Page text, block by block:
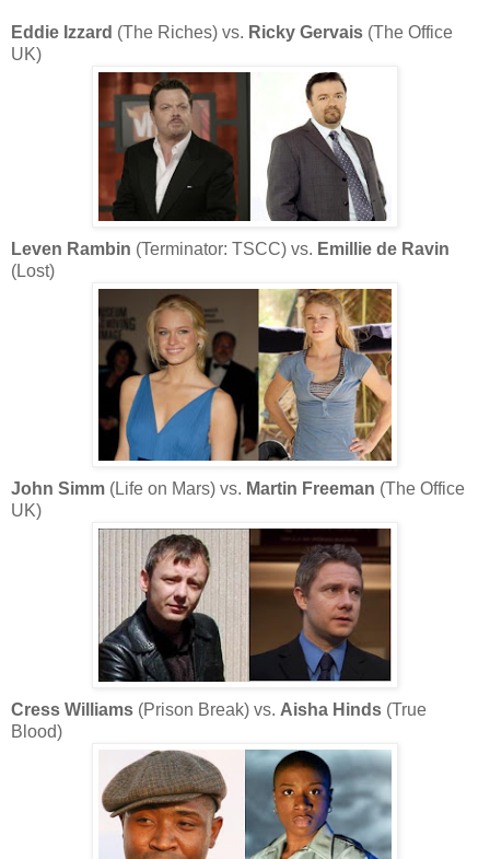
Eddie Izzard (The Riches) vs. Ricky Gervais (The Office
UK)
Leven Rambin (Terminator: TSCC) vs. Emillie de Ravin
(Lost)
John Simm (Life on Mars) vs. Martin Freeman (The Office
UK)
Cress Williams (Prison Break) vs. Aisha Hinds (True
Blood)